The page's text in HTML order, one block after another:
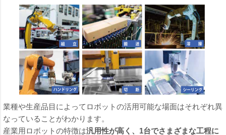
業種や生産品目によってロボットの活用可能な場面はそれぞれ異
なっていることがわかります。
産業用ロボットの特徴は汎用性が高く、1台でさまざまな工程に